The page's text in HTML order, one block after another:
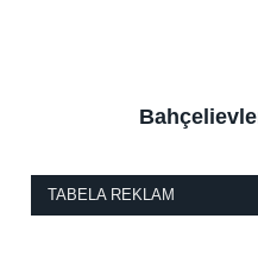
TABELA REKLAM